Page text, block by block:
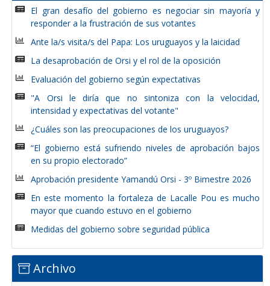
El gran desafío del gobierno es negociar sin mayoría y
responder a la frustración de sus votantes
Ante la/s visita/s del Papa: Los uruguayos y la laicidad
La desaprobación de Orsi y el rol de la oposición
Evaluación del gobierno según expectativas
"A Orsi le diría que no sintoniza con la velocidad,
intensidad y expectativas del votante"
¿Cuáles son las preocupaciones de los uruguayos?
“El gobierno está sufriendo niveles de aprobación bajos
en su propio electorado”
Aprobación presidente Yamandú Orsi - 3º Bimestre 2026
En este momento la fortaleza de Lacalle Pou es mucho
mayor que cuando estuvo en el gobierno
Medidas del gobierno sobre seguridad pública
Archivo